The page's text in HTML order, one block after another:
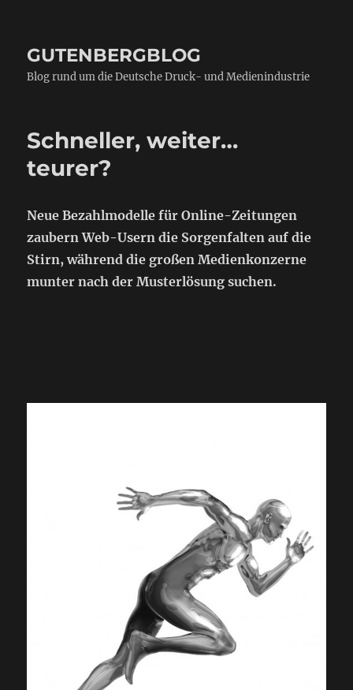
GUTENBERGBLOG
Blog rund um die Deutsche Druck- und Medienindustrie
Schneller, weiter…
teurer?
Neue Bezahlmodelle für Online-Zeitungen
zaubern Web-Usern die Sorgenfalten auf die
Stirn, während die großen Medienkonzerne
munter nach der Musterlösung suchen.